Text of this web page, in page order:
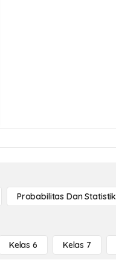
Probabilitas Dan Statistik
Kelas 6 Kelas 7